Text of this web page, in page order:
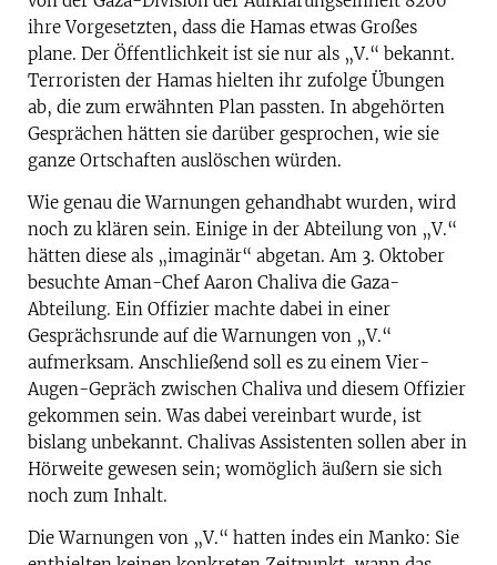
ihre Vorgesetzten, dass die Hamas etwas Großes
plane. Der Öffentlichkeit ist sie nur als „V.“ bekannt.
Terroristen der Hamas hielten ihr zufolge Übungen
ab, die zum erwähnten Plan passten. In abgehörten
Gesprächen hätten sie darüber gesprochen, wie sie
ganze Ortschaften auslöschen würden.
Wie genau die Warnungen gehandhabt wurden, wird
noch zu klären sein. Einige in der Abteilung von „V.“
hätten diese als „imaginär“ abgetan. Am 3. Oktober
besuchte Aman-Chef Aaron Chaliva die Gaza-
Abteilung. Ein Offizier machte dabei in einer
Gesprächsrunde auf die Warnungen von „V.“
aufmerksam. Anschließend soll es zu einem Vier-
Augen-Gepräch zwischen Chaliva und diesem Offizier
gekommen sein. Was dabei vereinbart wurde, ist
bislang unbekannt. Chalivas Assistenten sollen aber in
Hörweite gewesen sein; womöglich äußern sie sich
noch zum Inhalt.
Die Warnungen von „V.“ hatten indes ein Manko: Sie